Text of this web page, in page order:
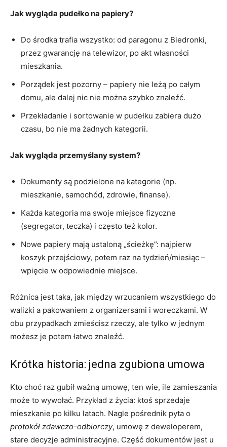
Jak wygląda pudełko na papiery?
Do środka trafia wszystko: od paragonu z Biedronki,
przez gwarancję na telewizor, po akt własności
mieszkania.
Porządek jest pozorny – papiery nie leżą po całym
domu, ale dalej nic nie można szybko znaleźć.
Przekładanie i sortowanie w pudełku zabiera dużo
czasu, bo nie ma żadnych kategorii.
Jak wygląda przemyślany system?
Dokumenty są podzielone na kategorie (np.
mieszkanie, samochód, zdrowie, finanse).
Każda kategoria ma swoje miejsce fizyczne
(segregator, teczka) i często też kolor.
Nowe papiery mają ustaloną „ścieżkę”: najpierw
koszyk przejściowy, potem raz na tydzień/miesiąc –
wpięcie w odpowiednie miejsce.
Różnica jest taka, jak między wrzucaniem wszystkiego do
walizki a pakowaniem z organizersami i woreczkami. W
obu przypadkach zmieścisz rzeczy, ale tylko w jednym
możesz je potem łatwo znaleźć.
Krótka historia: jedna zgubiona umowa
Kto choć raz gubił ważną umowę, ten wie, ile zamieszania
może to wywołać. Przykład z życia: ktoś sprzedaje
mieszkanie po kilku latach. Nagle pośrednik pyta o
protokół zdawczo-odbiorczy, umowę z deweloperem,
stare decyzje administracyjne. Część dokumentów jest u